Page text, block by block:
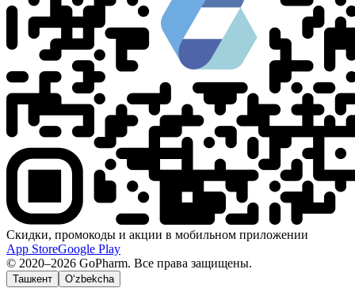
Скидки, промокоды и акции в мобильном приложении
App StoreGoogle Play
© 2020–2026 GoPharm. Все права защищены.
Ташкент O‘zbekcha